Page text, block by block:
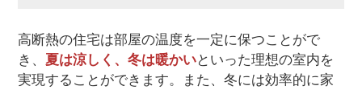
高断熱の住宅は部屋の温度を一定に保つことがで
き、 夏は涼しく、冬は暖かいといった理想の室内を
実現することができます。また、冬には効率的に家